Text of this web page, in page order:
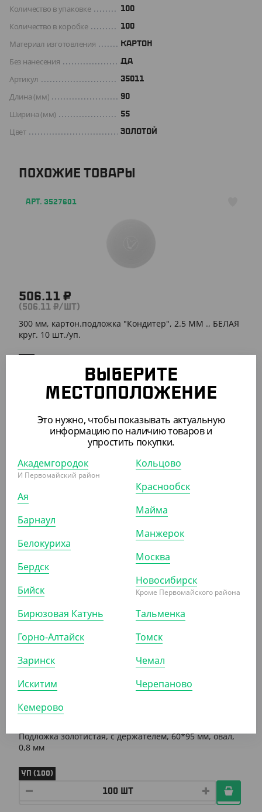
Количество в упаковке 100
Количество в коробке 100
Материал изготовления КАРТОН
Без нанесения ДА
Артикул 35011
Длина (мм) 90
Ширина (мм) 55
Цвет ЗОЛОТОЙ
ПОХОЖИЕ ТОВАРЫ
АРТ. 3527601
506.11 ₽
(506.11 ₽/ШТ)
300 мм, картон.подложка "Кондитер", 2.5 ММ ., БЕЛАЯ
круг. 10 шт./уп.
222 ₽
Подложка золотистая, с держателем, 130*40 мм,
прямоугольник, 0,8 мм
КОР (100)
АРТ. 35016
222 ₽
Подложка золотистая, с держателем, 60*95 мм, овал,
0,8 мм
УП (100)
ВЫБЕРИТЕ
МЕСТОПОЛОЖЕНИЕ
Это нужно, чтобы показывать актуальную
информацию по наличию товаров и
упростить покупки.
Академгородок
И Первомайский район
Ая
Барнаул
Белокуриха
Бердск
Бийск
Бирюзовая Катунь
Горно-Алтайск
Заринск
Искитим
Кемерово
Кольцово
Краснообск
Майма
Манжерок
Москва
Новосибирск
Кроме Первомайского района
Тальменка
Томск
Чемал
Черепаново